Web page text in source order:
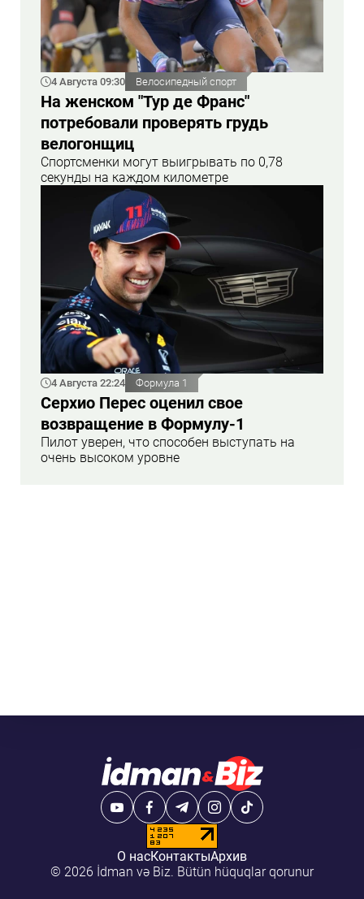
4 Августа 09:30 Велосипедный спорт
На женском "Тур де Франс"
потребовали проверять грудь
велогонщиц
Спортсменки могут выигрывать по 0,78
секунды на каждом километре
4 Августа 22:24 Формула 1
Серхио Перес оценил свое
возвращение в Формулу-1
Пилот уверен, что способен выступать на
очень высоком уровне
О насКонтактыАрхив
© 2026 İdman və Biz. Bütün hüquqlar qorunur